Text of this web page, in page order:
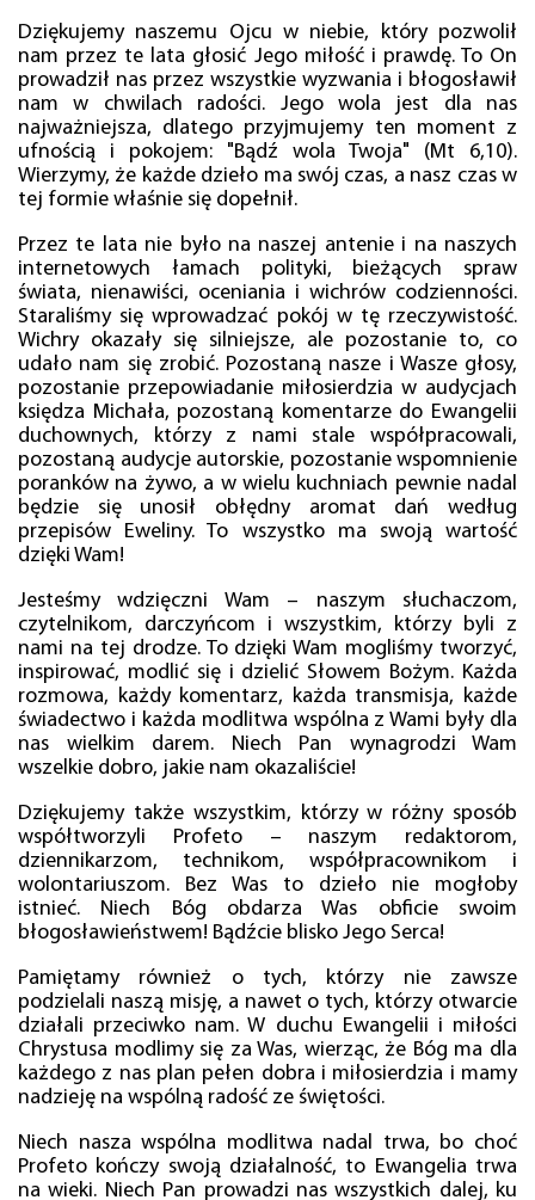
Dziękujemy naszemu Ojcu w niebie, który pozwolił
nam przez te lata głosić Jego miłość i prawdę. To On
prowadził nas przez wszystkie wyzwania i błogosławił
nam w chwilach radości. Jego wola jest dla nas
najważniejsza, dlatego przyjmujemy ten moment z
ufnością i pokojem: "Bądź wola Twoja" (Mt 6,10).
Wierzymy, że każde dzieło ma swój czas, a nasz czas w
tej formie właśnie się dopełnił.
Przez te lata nie było na naszej antenie i na naszych
internetowych łamach polityki, bieżących spraw
świata, nienawiści, oceniania i wichrów codzienności.
Staraliśmy się wprowadzać pokój w tę rzeczywistość.
Wichry okazały się silniejsze, ale pozostanie to, co
udało nam się zrobić. Pozostaną nasze i Wasze głosy,
pozostanie przepowiadanie miłosierdzia w audycjach
księdza Michała, pozostaną komentarze do Ewangelii
duchownych, którzy z nami stale współpracowali,
pozostaną audycje autorskie, pozostanie wspomnienie
poranków na żywo, a w wielu kuchniach pewnie nadal
będzie się unosił obłędny aromat dań według
przepisów Eweliny. To wszystko ma swoją wartość
dzięki Wam!
Jesteśmy wdzięczni Wam – naszym słuchaczom,
czytelnikom, darczyńcom i wszystkim, którzy byli z
nami na tej drodze. To dzięki Wam mogliśmy tworzyć,
inspirować, modlić się i dzielić Słowem Bożym. Każda
rozmowa, każdy komentarz, każda transmisja, każde
świadectwo i każda modlitwa wspólna z Wami były dla
nas wielkim darem. Niech Pan wynagrodzi Wam
wszelkie dobro, jakie nam okazaliście!
Dziękujemy także wszystkim, którzy w różny sposób
współtworzyli Profeto – naszym redaktorom,
dziennikarzom, technikom, współpracownikom i
wolontariuszom. Bez Was to dzieło nie mogłoby
istnieć. Niech Bóg obdarza Was obficie swoim
błogosławieństwem! Bądźcie blisko Jego Serca!
Pamiętamy również o tych, którzy nie zawsze
podzielali naszą misję, a nawet o tych, którzy otwarcie
działali przeciwko nam. W duchu Ewangelii i miłości
Chrystusa modlimy się za Was, wierząc, że Bóg ma dla
każdego z nas plan pełen dobra i miłosierdzia i mamy
nadzieję na wspólną radość ze świętości.
Niech nasza wspólna modlitwa nadal trwa, bo choć
Profeto kończy swoją działalność, to Ewangelia trwa
na wieki. Niech Pan prowadzi nas wszystkich dalej, ku